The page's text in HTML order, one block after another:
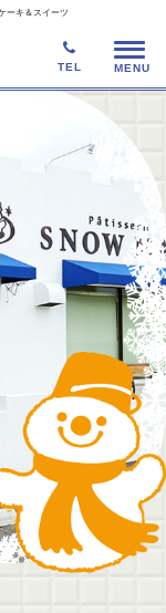
ーキ＆スイーツ
TEL MENU